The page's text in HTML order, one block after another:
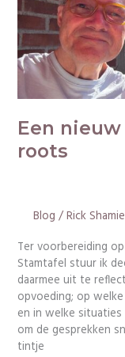
Een
roots
Blog /Rick
Ter voorbereiding
Stamtafel stuur ik
daarmee uit te
opvoeding; op
en in welke
om de gesprekken
tintje
Indische
roots